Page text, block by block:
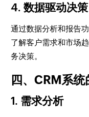
4. 数据驱动决策
通过数据分析和报告
了解客户需求和市场
务决策。
四、CRM系统
1. 需求分析